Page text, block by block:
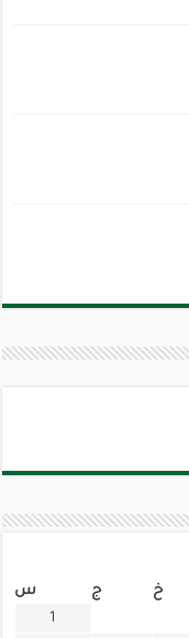
خ ج
س
1